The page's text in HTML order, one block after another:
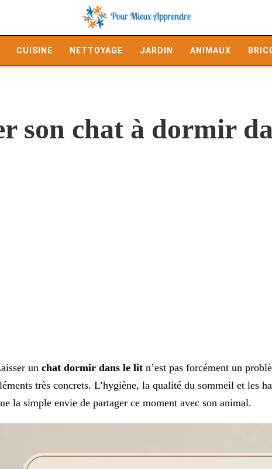
CUISINE NETTOYAGE JARDIN ANIMAUX
son chat à dormir
un chat dormir dans le litn’est pas forcément un
très concrets. L’hygiène, la qualité du sommeil et les
la simple envie de partager ce moment avec son animal.